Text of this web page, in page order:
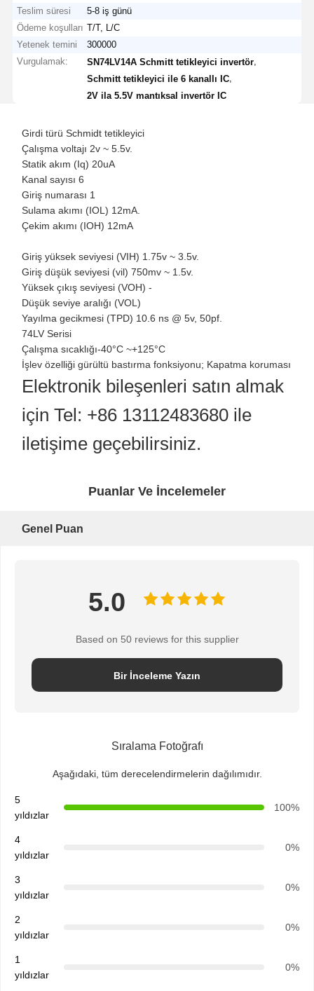
Teslim süresi
5-8 iş günü
Ödeme koşulları T/T, L/C
Yetenek temini
300000
Vurgulamak:
SN74LV14A Schmitt tetikleyici invertör
Schmitt tetikleyici ile 6 kanallı IC
2V ila 5.5V mantıksal invertör IC
Girdi türü Schmidt tetikleyici
Çalışma voltajı 2v ~ 5.5v.
Statik akım (Iq) 20uA
Kanal sayısı 6
Giriş numarası 1
Sulama akımı (IOL) 12mA.
Çekim akımı (IOH) 12mA
Giriş yüksek seviyesi (VIH) 1.75v ~ 3.5v.
Giriş düşük seviyesi (vil) 750mv ~ 1.5v.
Yüksek çıkış seviyesi (VOH) -
Düşük seviye aralığı (VOL)
Yayılma gecikmesi (TPD) 10.6 ns @ 5v, 50pf.
74LV Serisi
Çalışma sıcaklığı-40°C ~+125°C
İşlev özelliği gürültü bastırma fonksiyonu; Kapatma koruması
Elektronik bileşenleri satın almak
için Tel: +86 13112483680 ile
iletişime geçebilirsiniz.
Puanlar Ve İncelemeler
Genel Puan
5.0
Based on 50 reviews for this supplier
Bir İnceleme Yazın
Sıralama Fotoğrafı
Aşağıdaki, tüm derecelendirmelerin dağılımıdır.
5
yıldızlar
100%
4
yıldızlar
0%
3
yıldızlar
0%
2
yıldızlar
0%
1
yıldızlar
0%